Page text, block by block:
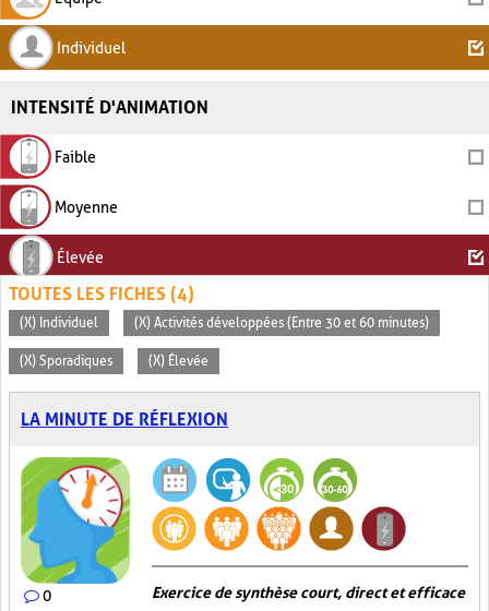
Individuel
INTENSITÉ D'ANIMATION
Faible
Moyenne
Élevée
TOUTES LES FICHES (4)
(X) Individuel (X) Activités développées (Entre 30 et 60 minutes)
(X) Sporadiques (X) Élevée
LA MINUTE DE RÉFLEXION
0 Exercice de synthèse court, direct et efficace